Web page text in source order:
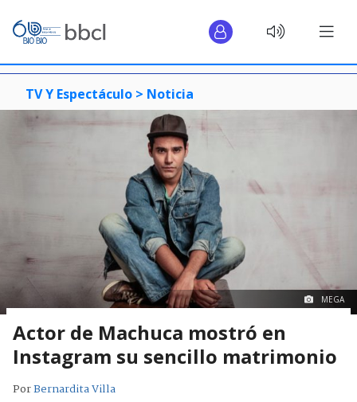
TV Y Espectáculo > Noticia
MEGA
Actor de Machuca mostró en
Instagram su sencillo matrimonio
PorBernardita Villa